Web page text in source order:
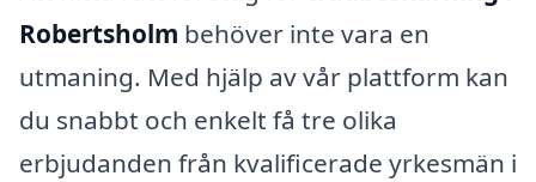
Robertsholm behöver inte vara en
utmaning. Med hjälp av vår plattform kan
du snabbt och enkelt få tre olika
erbjudanden från kvalificerade yrkesmän i